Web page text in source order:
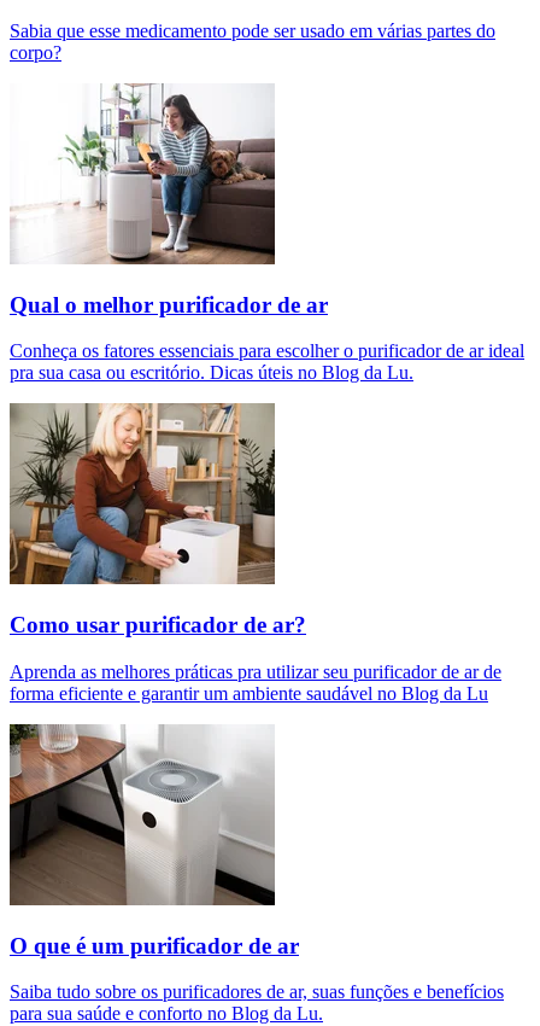
Sabia que esse medicamento pode ser usado em várias partes do
corpo?
Qual o melhor purificador de ar​
Conheça os fatores essenciais para escolher o purificador de ar ideal
pra sua casa ou escritório. Dicas úteis no Blog da Lu.
Como usar purificador de ar?
Aprenda as melhores práticas pra utilizar seu purificador de ar de
forma eficiente e garantir um ambiente saudável no Blog da Lu
O que é um purificador de ar​
Saiba tudo sobre os purificadores de ar, suas funções e benefícios
para sua saúde e conforto no Blog da Lu.